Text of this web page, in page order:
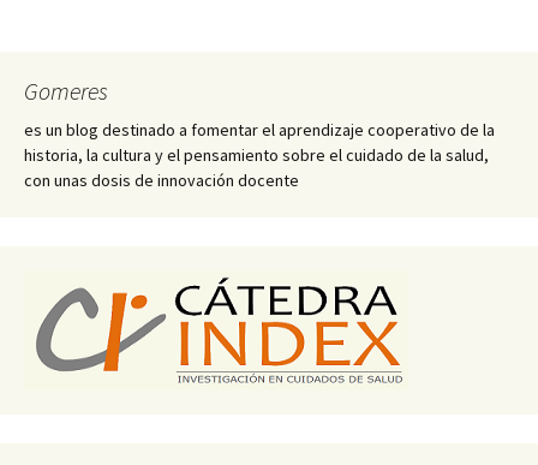
Gomeres
es un blog destinado a fomentar el aprendizaje cooperativo de la
historia, la cultura y el pensamiento sobre el cuidado de la salud,
con unas dosis de innovación docente